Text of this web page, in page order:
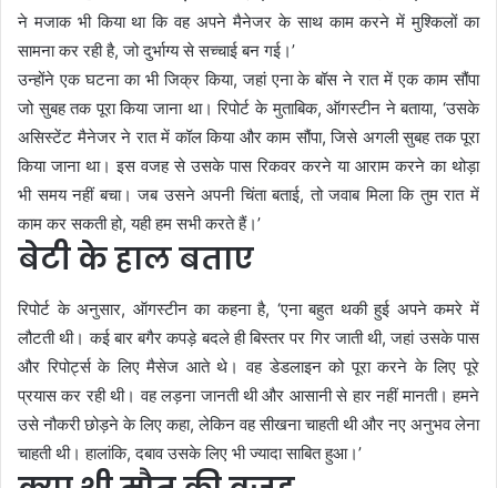
ने मजाक भी किया था कि वह अपने मैनेजर के साथ काम करने में मुश्किलों का
सामना कर रही है, जो दुर्भाग्य से सच्चाई बन गई।’
उन्होंने एक घटना का भी जिक्र किया, जहां एना के बॉस ने रात में एक काम सौंपा
जो सुबह तक पूरा किया जाना था। रिपोर्ट के मुताबिक, ऑगस्टीन ने बताया, ‘उसके
असिस्टेंट मैनेजर ने रात में कॉल किया और काम सौंपा, जिसे अगली सुबह तक पूरा
किया जाना था। इस वजह से उसके पास रिकवर करने या आराम करने का थोड़ा
भी समय नहीं बचा। जब उसने अपनी चिंता बताई, तो जवाब मिला कि तुम रात में
काम कर सकती हो, यही हम सभी करते हैं।’
बेटी के हाल बताए
रिपोर्ट के अनुसार, ऑगस्टीन का कहना है, ‘एना बहुत थकी हुई अपने कमरे में
लौटती थी। कई बार बगैर कपड़े बदले ही बिस्तर पर गिर जाती थी, जहां उसके पास
और रिपोर्ट्स के लिए मैसेज आते थे। वह डेडलाइन को पूरा करने के लिए पूरे
प्रयास कर रही थी। वह लड़ना जानती थी और आसानी से हार नहीं मानती। हमने
उसे नौकरी छोड़ने के लिए कहा, लेकिन वह सीखना चाहती थी और नए अनुभव लेना
चाहती थी। हालांकि, दबाव उसके लिए भी ज्यादा साबित हुआ।’